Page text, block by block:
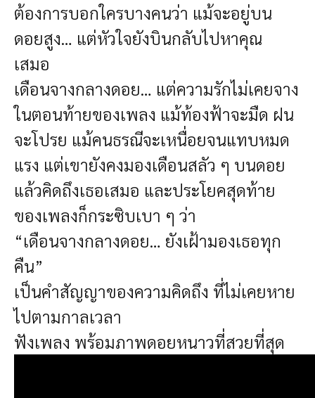
ต้องการบอกใครบางคนว่า แม้จะอยู่บน
ดอยสูง… แต่หัวใจยังบินกลับไปหาคุณ
เสมอ
เดือนจางกลางดอย… แต่ความรักไม่เคยจาง
ในตอนท้ายของเพลง แม้ท้องฟ้าจะมืด ฝน
จะโปรย แม้คนธรณีจะเหนื่อยจนแทบหมด
แรง แต่เขายังคงมองเดือนสลัว ๆ บนดอย
แล้วคิดถึงเธอเสมอ และประโยคสุดท้าย
ของเพลงก็กระซิบเบา ๆ ว่า
“เดือนจางกลางดอย… ยังเฝ้ามองเธอทุก
คืน”
เป็นคำสัญญาของความคิดถึง ที่ไม่เคยหาย
ไปตามกาลเวลา
ฟังเพลง พร้อมภาพดอยหนาวที่สวยที่สุด